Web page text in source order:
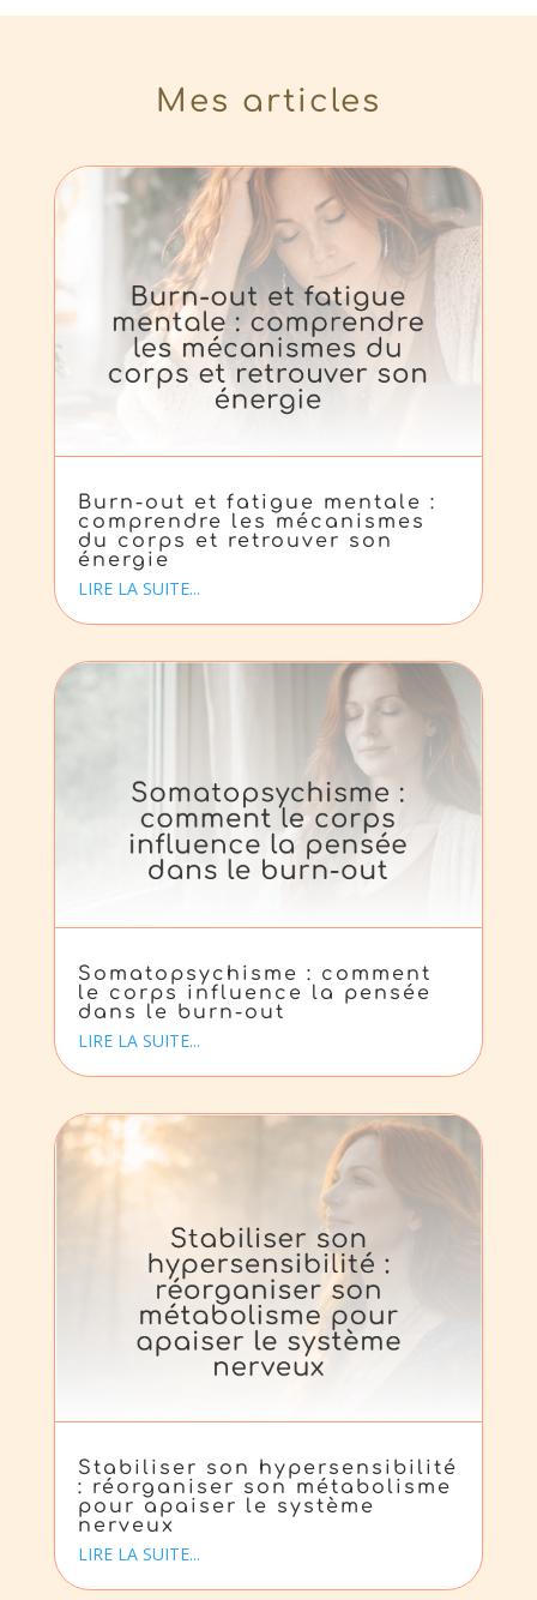
Mes articles
Burn-out et fatigue mentale :
comprendre les mécanismes
du corps et retrouver son
énergie
LIRE LA SUITE...
Somatopsychisme : comment
le corps influence la pensée
dans le burn-out
LIRE LA SUITE...
Stabiliser son hypersensibilité
: réorganiser son métabolisme
pour apaiser le système
nerveux
LIRE LA SUITE...